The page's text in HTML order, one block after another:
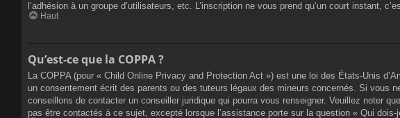
l’adhésion à un groupe d’utilisateurs, etc. L’inscription ne vous prend qu’un court instant,
Haut
Qu’est-ce que la COPPA ?
La COPPA (pour « Child Online Privacy and Protection Act ») est une loi des États-Unis
un consentement écrit des parents ou des tuteurs légaux des mineurs concernés. Si vous
conseillons de contacter un conseiller juridique qui pourra vous renseigner. Veuillez noter
pas être contactés à ce sujet, excepté lorsque l’assistance porte sur la question « Qui